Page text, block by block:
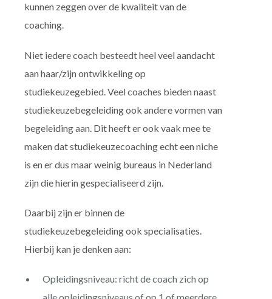
kunnen zeggen over de kwaliteit van de
coaching.
Niet iedere coach besteedt heel veel aandacht
aan haar/zijn ontwikkeling op
studiekeuzegebied. Veel coaches bieden naast
studiekeuzebegeleiding ook andere vormen van
begeleiding aan. Dit heeft er ook vaak mee te
maken dat studiekeuzecoaching echt een niche
is en er dus maar weinig bureaus in Nederland
zijn die hierin gespecialiseerd zijn.
Daarbij zijn er binnen de
studiekeuzebegeleiding ook specialisaties.
Hierbij kan je denken aan:
Opleidingsniveau: richt de coach zich op